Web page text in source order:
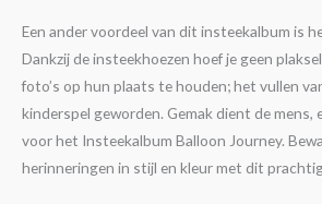
Een ander voordeel van dit insteekalbum is
Dankzij de insteekhoezen hoef je geen
foto’s op hun plaats te houden; het vullen
kinderspel geworden. Gemak dient de mens,
voor het Insteekalbum Balloon Journey.
herinneringen in stijl en kleur met dit